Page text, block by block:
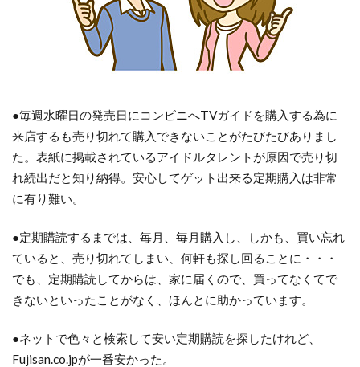
●毎週水曜日の発売日にコンビニへTVガイドを購入する為に
来店するも売り切れて購入できないことがたびたびありまし
た。表紙に掲載されているアイドルタレントが原因で売り切
れ続出だと知り納得。安心してゲット出来る定期購入は非常
に有り難い。
●定期購読するまでは、毎月、毎月購入し、しかも、買い忘れ
ていると、売り切れてしまい、何軒も探し回ることに・・・
でも、定期購読してからは、家に届くので、買ってなくてで
きないといったことがなく、ほんとに助かっています。
●ネットで色々と検索して安い定期購読を探したけれど、
Fujisan.co.jpが一番安かった。